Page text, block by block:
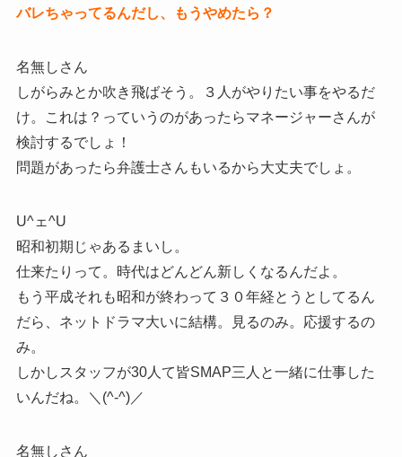
バレちゃってるんだし、もうやめたら？
名無しさん
しがらみとか吹き飛ばそう。３人がやりたい事をやるだ
け。これは？っていうのがあったらマネージャーさんが
検討するでしょ！
問題があったら弁護士さんもいるから大丈夫でしょ。
U^ェ^U
昭和初期じゃあるまいし。
仕来たりって。時代はどんどん新しくなるんだよ。
もう平成それも昭和が終わって３０年経とうとしてるん
だら、ネットドラマ大いに結構。見るのみ。応援するの
み。
しかしスタッフが30人て皆SMAP三人と一緒に仕事した
いんだね。＼(^-^)／
名無しさん